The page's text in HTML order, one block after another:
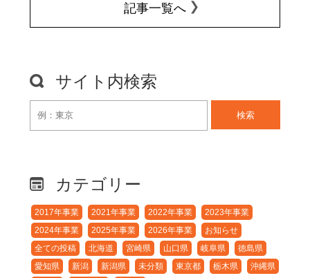
記事一覧へ
サイト内検索
検索
カテゴリー
2017年事業 2021年事業 2022年事業
2023年事業
2024年事業
2025年事業 2026年事業
お知らせ
全ての投稿
北海道 宮崎県 山口県 岐阜県
徳島県
愛知県
新潟 新潟県 未分類 東京都 栃木県
沖縄県